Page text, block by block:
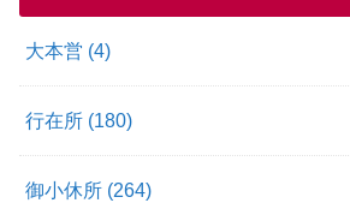
大本営 (4)
行在所 (180)
御小休所 (264)